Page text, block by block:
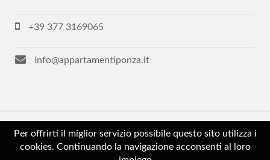
+39 377 3169065
info@appartamentiponza.it
Copyright © 2018-2021 Ponza Immobiliare - Tutti i diritti
riservati - P.Iva 02605320593
Per offrirti il miglior servizio possibile questo sito utilizza i
cookies. Continuando la navigazione acconsenti al loro